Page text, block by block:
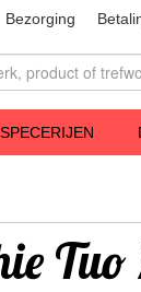
Bezorging